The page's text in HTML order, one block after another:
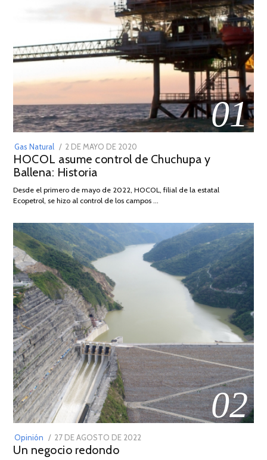
01
Gas Natural
POSTED
ON
2 DE MAYO DE 2020
DE
2026
HOCOL asume control de Chuchupa y
Ballena: Historia
Desde el primero de mayo de 2022, HOCOL, filial de la estatal
Ecopetrol, se hizo al control de los campos …
02
Opinión
POSTED
ON
27 DE AGOSTO DE 2022
Un negocio redondo